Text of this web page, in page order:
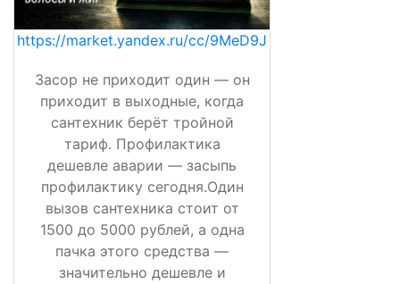
https://market.yandex.ru/cc/9MeD9J
Засор не приходит один — он
приходит в выходные, когда
сантехник берёт тройной
тариф. Профилактика
дешевле аварии — засыпь
профилактику сегодня.Один
вызов сантехника стоит от
1500 до 5000 рублей, а одна
пачка этого средства —
значительно дешевле и